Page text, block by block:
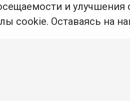
и
cookie. Оставаясь на